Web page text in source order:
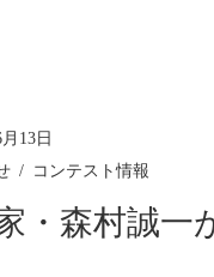
13日
コンテスト情報
・森村誠一